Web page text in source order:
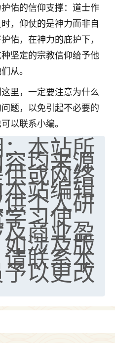
佑的信仰支撑：道士作
，仰仗的是神力而非自
佑，在神力的庇护下，
坚定的宗教信仰给予他
从。
里，一定要注意为什么
题，以免引起不必要的
以联系小编。
本站所
均来源
或网络
站编辑
个人研
习使
商业盈
涉及版
联系本
以更改
些很感兴趣
15